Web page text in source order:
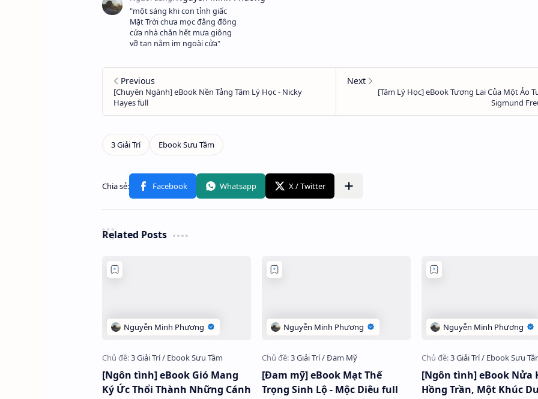
"một sáng khi con tỉnh giấc
Mặt Trời chưa mọc đằng đông
cửa nhà chắn hết mưa giông
vỡ tan nằm im ngoài cửa"
Related Posts
[Ngôn tình] eBook Gió Mang
Ký Ức Thổi Thành Những Cánh
[Đam mỹ] eBook Mạt Thế
Trọng Sinh Lộ - Mộc Diêu full
[Ngôn tình] eBook Nửa
Hồng Trần, Một Khúc